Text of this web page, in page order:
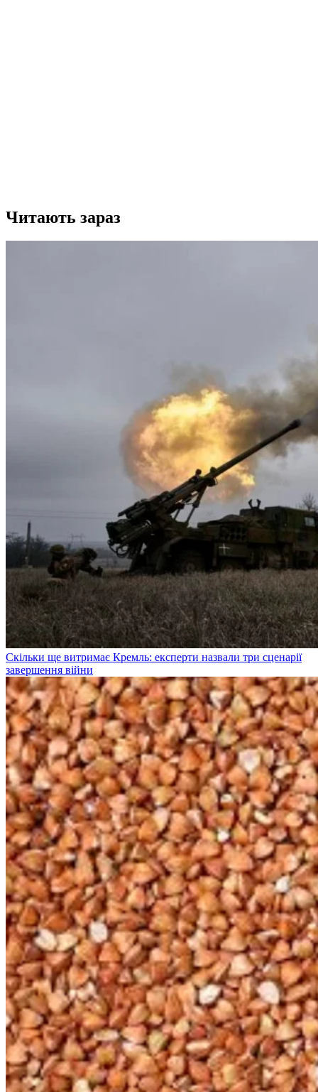
Читають зараз
Скільки ще витримає Кремль: експерти назвали три сценарії
завершення війни